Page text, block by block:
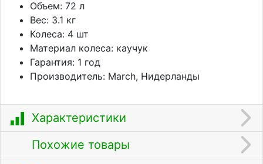
Объем: 72 л
Вес: 3.1 кг
Колеса: 4 шт
Материал колеса: каучук
Гарантия: 1 год
Производитель: March, Нидерланды
Характеристики
Похожие товары